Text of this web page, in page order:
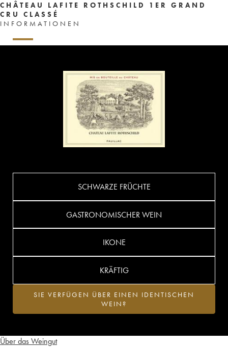
CHÂTEAU LAFITE ROTHSCHILD 1ER GRAND
CRU CLASSÉ
INFORMATIONEN
Über das Weingut
SCHWARZE FRÜCHTE
GASTRONOMISCHER WEIN
IKONE
KRÄFTIG
SIE VERFÜGEN ÜBER EINEN IDENTISCHEN
WEIN?